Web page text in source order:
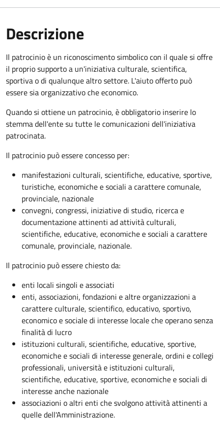
Descrizione
Il patrocinio è un riconoscimento simbolico con il quale si offre
il proprio supporto a un'iniziativa culturale, scientifica,
sportiva o di qualunque altro settore. L'aiuto offerto può
essere sia organizzativo che economico.
Quando si ottiene un patrocinio, è obbligatorio inserire lo
stemma dell'ente su tutte le comunicazioni dell'iniziativa
patrocinata.
Il patrocinio può essere concesso per:
manifestazioni culturali, scientifiche, educative, sportive,
turistiche, economiche e sociali a carattere comunale,
provinciale, nazionale
convegni, congressi, iniziative di studio, ricerca e
documentazione attinenti ad attività culturali,
scientifiche, educative, economiche e sociali a carattere
comunale, provinciale, nazionale.
Il patrocinio può essere chiesto da:
enti locali singoli e associati
enti, associazioni, fondazioni e altre organizzazioni a
carattere culturale, scientifico, educativo, sportivo,
economico e sociale di interesse locale che operano senza
finalità di lucro
istituzioni culturali, scientifiche, educative, sportive,
economiche e sociali di interesse generale, ordini e collegi
professionali, università e istituzioni culturali,
scientifiche, educative, sportive, economiche e sociali di
interesse anche nazionale
associazioni o altri enti che svolgono attività attinenti a
quelle dell'Amministrazione.